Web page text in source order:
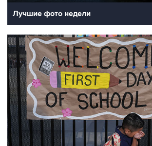
Лучшие фото недели